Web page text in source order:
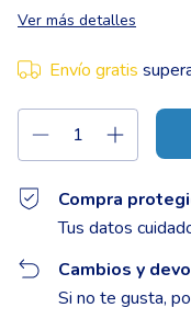
Ver más detalles
Envío gratis
Compra
Tus datos
Cambios y
Si no te gusta,